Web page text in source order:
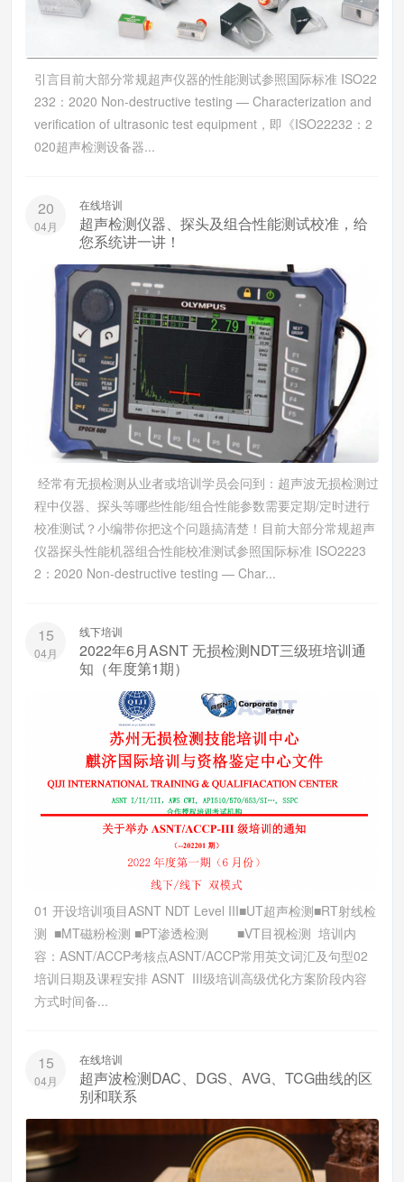
引言目前大部分常规超声仪器的性能测试参照国际标准 ISO22
232：2020 Non-destructive testing — Characterization and
verification of ultrasonic test equipment，即《ISO22232：2
020超声检测设备器...
20
04月
在线培训
超声检测仪器、探头及组合性能测试校准，给
您系统讲一讲！
经常有无损检测从业者或培训学员会问到：超声波无损检测过
程中仪器、探头等哪些性能/组合性能参数需要定期/定时进行
校准测试？小编带你把这个问题搞清楚！目前大部分常规超声
仪器探头性能机器组合性能校准测试参照国际标准 ISO2223
2：2020 Non-destructive testing — Char...
15
04月
线下培训
2022年6月ASNT 无损检测NDT三级班培训通
知（年度第1期）
01 开设培训项目ASNT NDT Level III■UT超声检测■RT射线检
测 ■MT磁粉检测 ■PT渗透检测 ■VT目视检测 培训内
容：ASNT/ACCP考核点ASNT/ACCP常用英文词汇及句型02
培训日期及课程安排 ASNT III级培训高级优化方案阶段内容
方式时间备...
15
04月
在线培训
超声波检测DAC、DGS、AVG、TCG曲线的区
别和联系